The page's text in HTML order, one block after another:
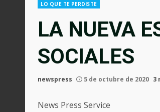
LO QUE TE PERDISTE
LA NUEVA
SOCIALES
newspress 5 de octubre de 2020 3
News Press Service